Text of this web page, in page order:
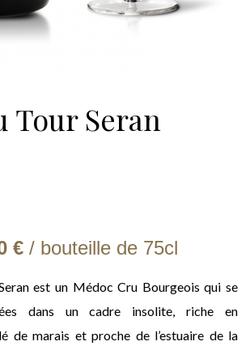
Tour Seran
€ / bouteille de 75cl
est un Médoc Cru Bourgeois qui se
dans un cadre insolite, riche en
de marais et proche de l’estuaire de la